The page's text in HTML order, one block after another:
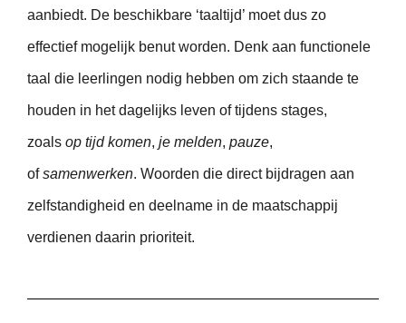
aanbiedt. De beschikbare ‘taaltijd’ moet dus zo
effectief mogelijk benut worden. Denk aan functionele
taal die leerlingen nodig hebben om zich staande te
houden in het dagelijks leven of tijdens stages,
zoals op tijd komen, je melden, pauze,
ofsamenwerken. Woorden die direct bijdragen aan
zelfstandigheid en deelname in de maatschappij
verdienen daarin prioriteit.